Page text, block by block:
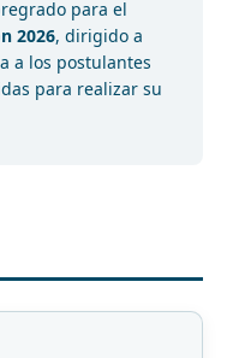
para el
2026, dirigido a
a los postulantes
para realizar su